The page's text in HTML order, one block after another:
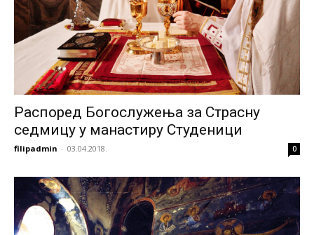
Распоред Богослужења за Страсну
седмицу у манастиру Студеници
filipadmin - 03.04.2018. 0